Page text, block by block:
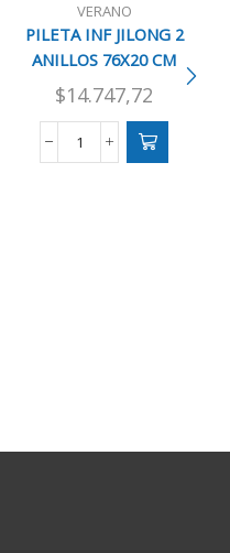
VERANO
PILETA INF JILONG 2
ANILLOS 76X20 CM
$14.747,72
PILETA